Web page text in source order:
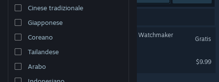
Cambia la lingua
Ottieni l'app mobile di Steam
Visualizza il sito web per desktop
Cinese tradizionale
Giapponese
Coreano
Tailandese
Arabo
Sea of Stars: Throes of the Watchmaker
Gratis
$9.99